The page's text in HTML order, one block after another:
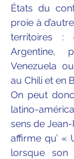
États du
proie à
territoires :
Argentine,
Venezuela
au Chili et en
On peut
latino-
sens de
affirme qu’ «
lorsque son